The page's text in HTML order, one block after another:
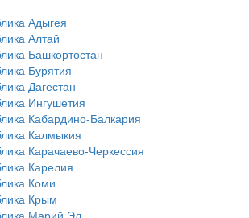
Адыгея
Алтай
Башкортостан
Бурятия
Дагестан
Ингушетия
Кабардино-Балкария
Калмыкия
Карачаево-Черкессия
Карелия
Коми
Крым
Марий Эл